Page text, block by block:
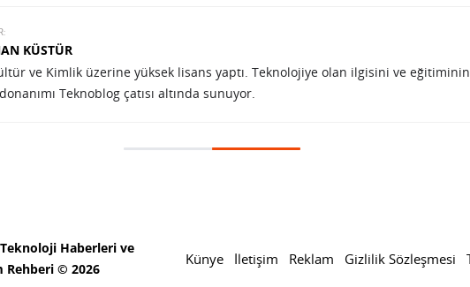
KÜSTÜR
ve Kimlik üzerine yüksek lisans yaptı. Teknolojiye olan ilgisini ve eğitiminin
Teknoblog çatısı altında sunuyor.
ile Unc0ver jailbreak açığı